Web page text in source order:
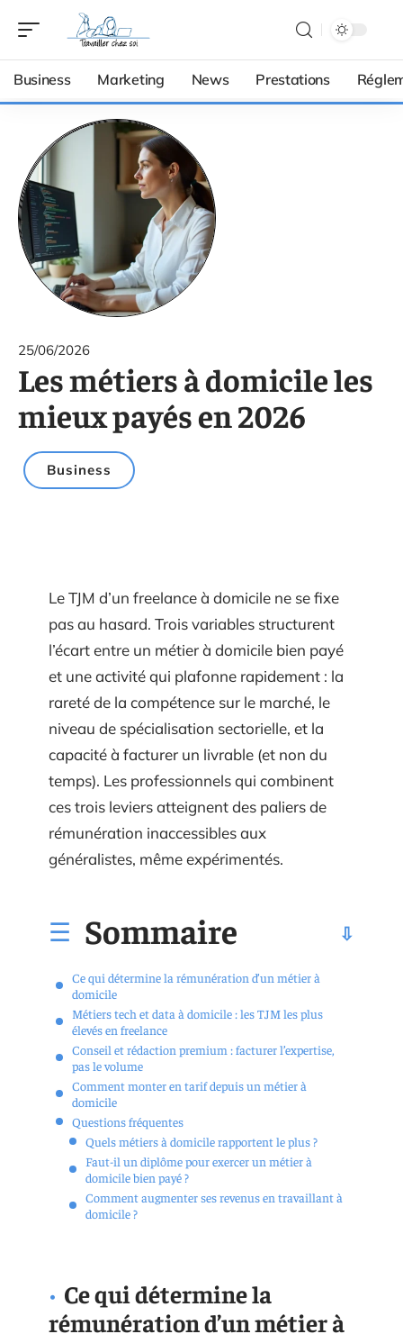
Business Marketing News Prestations
25/06/2026
Les métiers à domicile les
mieux payés en 2026
Business
Le TJM d’un freelance à domicile ne se fixe
pas au hasard. Trois variables structurent
l’écart entre un métier à domicile bien payé
et une activité qui plafonne rapidement : la
rareté de la compétence sur le marché, le
niveau de spécialisation sectorielle, et la
capacité à facturer un livrable (et non du
temps). Les professionnels qui combinent
ces trois leviers atteignent des paliers de
rémunération inaccessibles aux
généralistes, même expérimentés.
Sommaire
Ce qui détermine la rémunération d’un métier à
domicile
Métiers tech et data à domicile : les TJM les plus
élevés en freelance
Conseil et rédaction premium : facturer l’expertise,
pas le volume
Comment monter en tarif depuis un métier à
domicile
Questions fréquentes
Quels métiers à domicile rapportent le plus ?
Faut-il un diplôme pour exercer un métier à
domicile bien payé ?
Comment augmenter ses revenus en travaillant à
domicile ?
Ce qui détermine la
rémunération d’un métier à